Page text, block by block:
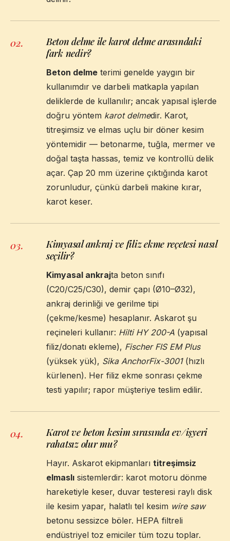
02.
Beton delme ile karot delme arasındaki
fark nedir?
Beton delme terimi genelde yaygın bir
kullanımdır ve darbeli matkapla yapılan
deliklerde de kullanılır; ancak yapısal işlerde
doğru yöntem karot delmedir. Karot,
titreşimsiz ve elmas uçlu bir döner kesim
yöntemidir — betonarme, tuğla, mermer ve
doğal taşta hassas, temiz ve kontrollü delik
açar. Çap 20 mm üzerine çıktığında karot
zorunludur, çünkü darbeli makine kırar,
karot keser.
03.
Kimyasal ankraj ve filiz ekme reçetesi nasıl
seçilir?
Kimyasal ankrajta beton sınıfı
(C20/C25/C30), demir çapı (Ø10–Ø32),
ankraj derinliği ve gerilme tipi
(çekme/kesme) hesaplanır. Askarot şu
reçineleri kullanır: Hilti HY 200-A (yapısal
filiz/donatı ekleme), Fischer FIS EM Plus
(yüksek yük), Sika AnchorFix-3001(hızlı
kürlenen). Her filiz ekme sonrası çekme
testi yapılır; rapor müşteriye teslim edilir.
04.
Karot ve beton kesim sırasında ev/işyeri
rahatsız olur mu?
Hayır. Askarot ekipmanları titreşimsiz
elmaslı sistemlerdir: karot motoru dönme
hareketiyle keser, duvar testeresi raylı disk
ile kesim yapar, halatlı tel kesim wire saw
betonu sessizce böler. HEPA filtreli
endüstriyel toz emiciler tüm tozu toplar.